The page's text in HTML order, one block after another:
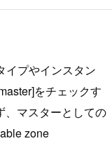
イプやインスタン
をチェックす
、マスターとしての
zone